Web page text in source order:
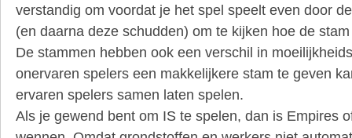
verstandig om voordat je het spel speelt even door
(en daarna deze schudden) om te kijken hoe de
De stammen hebben ook een verschil in
onervaren spelers een makkelijkere stam te geven
ervaren spelers samen laten spelen.
Als je gewend bent om IS te spelen, dan is Empires